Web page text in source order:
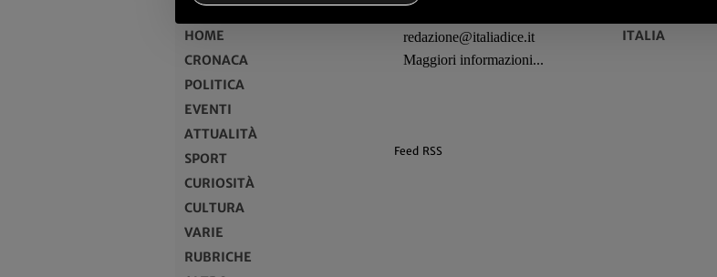
HOME
CRONACA
POLITICA
EVENTI
ATTUALITÀ
SPORT
CURIOSITÀ
CULTURA
VARIE
RUBRICHE
redazione@italiadice.it
Maggiori informazioni...
ITALIA
Feed RSS